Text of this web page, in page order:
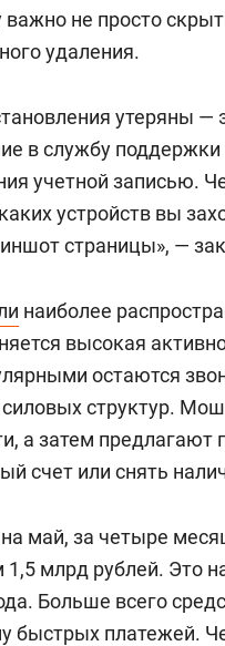
важно не просто
удаления.
утеряны —
в службу
учетной записью.
устройств вы
страницы», —
наиболее
высокая
остаются
силовых структур.
а затем предлагают
счет или снять
май, за четыре
млрд рублей. Это
Больше всего
быстрых платежей.